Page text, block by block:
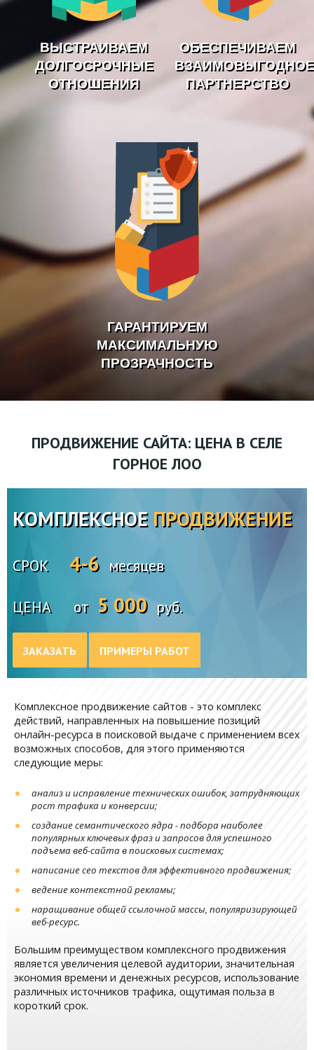
ВЫСТРАИВАЕМ
ДОЛГОСРОЧНЫЕ
ОТНОШЕНИЯ
ОБЕСПЕЧИВАЕМ
ВЗАИМОВЫГОДНОЕ
ПАРТНЕРСТВО
ГАРАНТИРУЕМ
МАКСИМАЛЬНУЮ
ПРОЗРАЧНОСТЬ
ПРОДВИЖЕНИЕ САЙТА: ЦЕНА В СЕЛЕ
ГОРНОЕ ЛОО
КОМПЛЕКСНОЕ ПРОДВИЖЕНИЕ
СРОК 4-6 месяцев
ЦЕНА от 5 000 руб.
ЗАКАЗАТЬ ПРИМЕРЫ РАБОТ
Комплексное продвижение сайтов - это комплекс
действий, направленных на повышение позиций
онлайн-ресурса в поисковой выдаче с применением всех
возможных способов, для этого применяются
следующие меры:
анализ и исправление технических ошибок, затрудняющих
рост трафика и конверсии;
создание семантического ядра - подбора наиболее
популярных ключевых фраз и запросов для успешного
подъема веб-сайта в поисковых системах;
написание сео текстов для эффективного продвижения;
ведение контекстной рекламы;
наращивание общей ссылочной массы, популяризирующей
веб-ресурс.
Большим преимуществом комплексного продвижения
является увеличения целевой аудитории, значительная
экономия времени и денежных ресурсов, использование
различных источников трафика, ощутимая польза в
короткий срок.